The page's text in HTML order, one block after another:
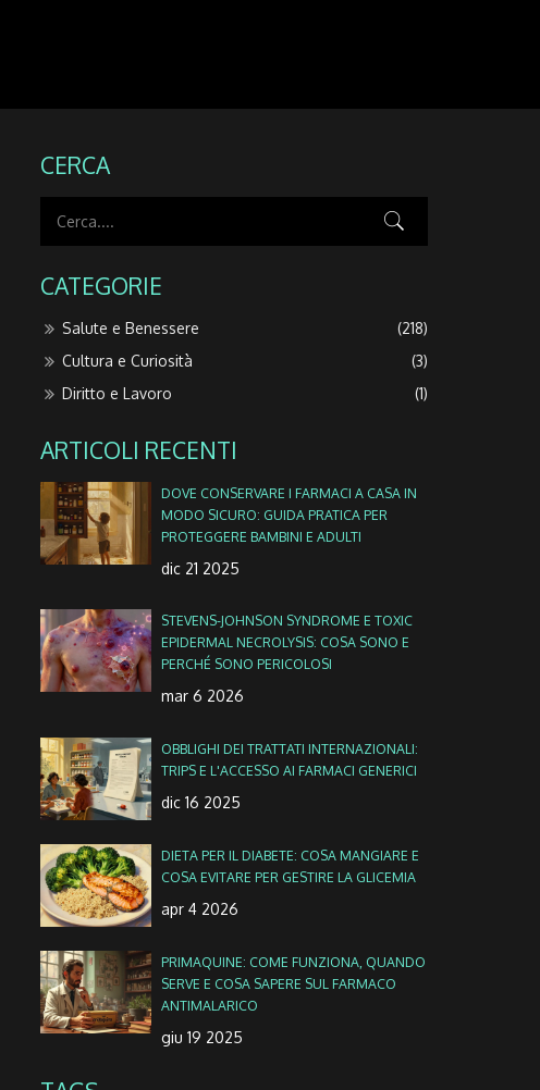
CERCA
CATEGORIE
Salute e Benessere
(218)
Cultura e Curiosità
(3)
Diritto e Lavoro
(1)
ARTICOLI RECENTI
DOVE CONSERVARE I FARMACI A CASA IN
MODO SICURO: GUIDA PRATICA PER
PROTEGGERE BAMBINI E ADULTI
dic 21 2025
STEVENS-JOHNSON SYNDROME E TOXIC
EPIDERMAL NECROLYSIS: COSA SONO E
PERCHÉ SONO PERICOLOSI
mar 6 2026
OBBLIGHI DEI TRATTATI INTERNAZIONALI:
TRIPS E L'ACCESSO AI FARMACI GENERICI
dic 16 2025
DIETA PER IL DIABETE: COSA MANGIARE E
COSA EVITARE PER GESTIRE LA GLICEMIA
apr 4 2026
PRIMAQUINE: COME FUNZIONA, QUANDO
SERVE E COSA SAPERE SUL FARMACO
ANTIMALARICO
giu 19 2025